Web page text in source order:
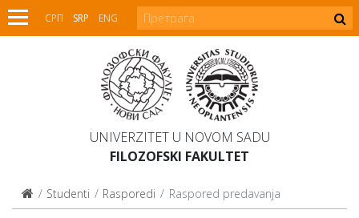
СРП SRP ENG
UNIVERZITET U NOVOM SADU
FILOZOFSKI FAKULTET
Studenti Rasporedi Raspored predavanja